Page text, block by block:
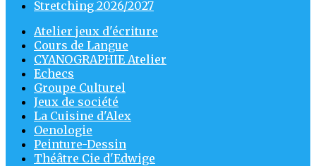
Stretching 2026/2027
Atelier jeux d'écriture
Cours de Langue
CYANOGRAPHIE Atelier
Echecs
Groupe Culturel
Jeux de société
La Cuisine d'Alex
Oenologie
Peinture-Dessin
Théâtre Cie d'Edwige